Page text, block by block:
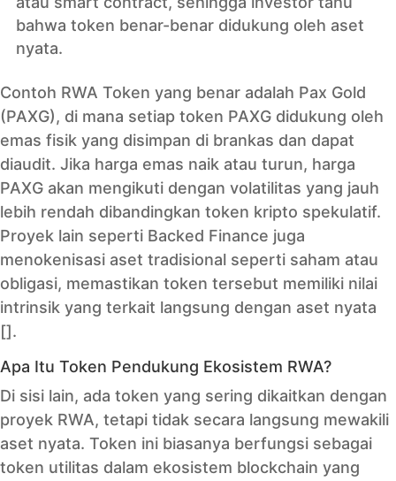
bahwa token benar-benar didukung oleh aset
nyata.
Contoh RWA Token yang benar adalah Pax Gold
(PAXG), di mana setiap token PAXG didukung oleh
emas fisik yang disimpan di brankas dan dapat
diaudit. Jika harga emas naik atau turun, harga
PAXG akan mengikuti dengan volatilitas yang jauh
lebih rendah dibandingkan token kripto spekulatif.
Proyek lain seperti Backed Finance juga
menokenisasi aset tradisional seperti saham atau
obligasi, memastikan token tersebut memiliki nilai
intrinsik yang terkait langsung dengan aset nyata
[].
Apa Itu Token Pendukung Ekosistem RWA?
Di sisi lain, ada token yang sering dikaitkan dengan
proyek RWA, tetapi tidak secara langsung mewakili
aset nyata. Token ini biasanya berfungsi sebagai
token utilitas dalam ekosistem blockchain yang